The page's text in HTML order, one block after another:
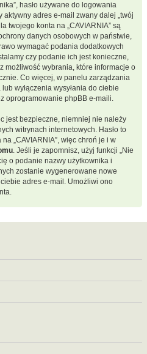
hasło używane do logowania
aktywny adres e-mail zwany dalej „twój
twojego konta na „CAVIARNIA” są
danych osobowych w państwie,
wymagać podania dodatkowych
czy podanie ich jest konieczne,
możliwość wybrania, które informacje o
Co więcej, w panelu zarządzania
wyłączenia wysyłania do ciebie
oprogramowanie phpBB e-maili.
jest bezpieczne, niemniej nie należy
witrynach internetowych. Hasło to
„CAVIARNIA”, więc chroń je i w
. Jeśli je zapomnisz, użyj funkcji „Nie
o podanie nazwy użytkownika i
zostanie wygenerowane nowe
ciebie adres e-mail. Umożliwi ono